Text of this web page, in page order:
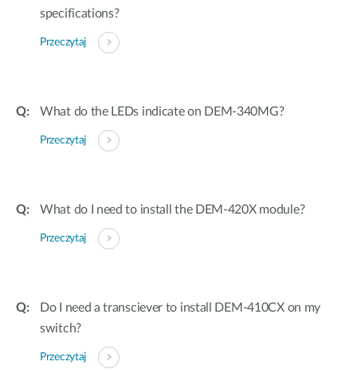
specifications?
Przeczytaj
What do the LEDs indicate on DEM-340MG?
Przeczytaj
What do I need to install the DEM-420X module?
Przeczytaj
Do I need a transciever to install DEM-410CX on my
switch?
Przeczytaj